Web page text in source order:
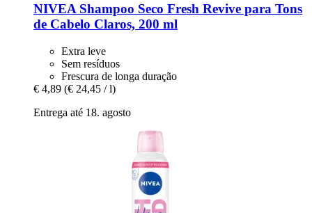
NIVEA Shampoo Seco Fresh Revive para Tons
de Cabelo Claros, 200 ml
Extra leve
Sem resíduos
Frescura de longa duração
€ 4,89 (€ 24,45 / l)
Entrega até 18. agosto